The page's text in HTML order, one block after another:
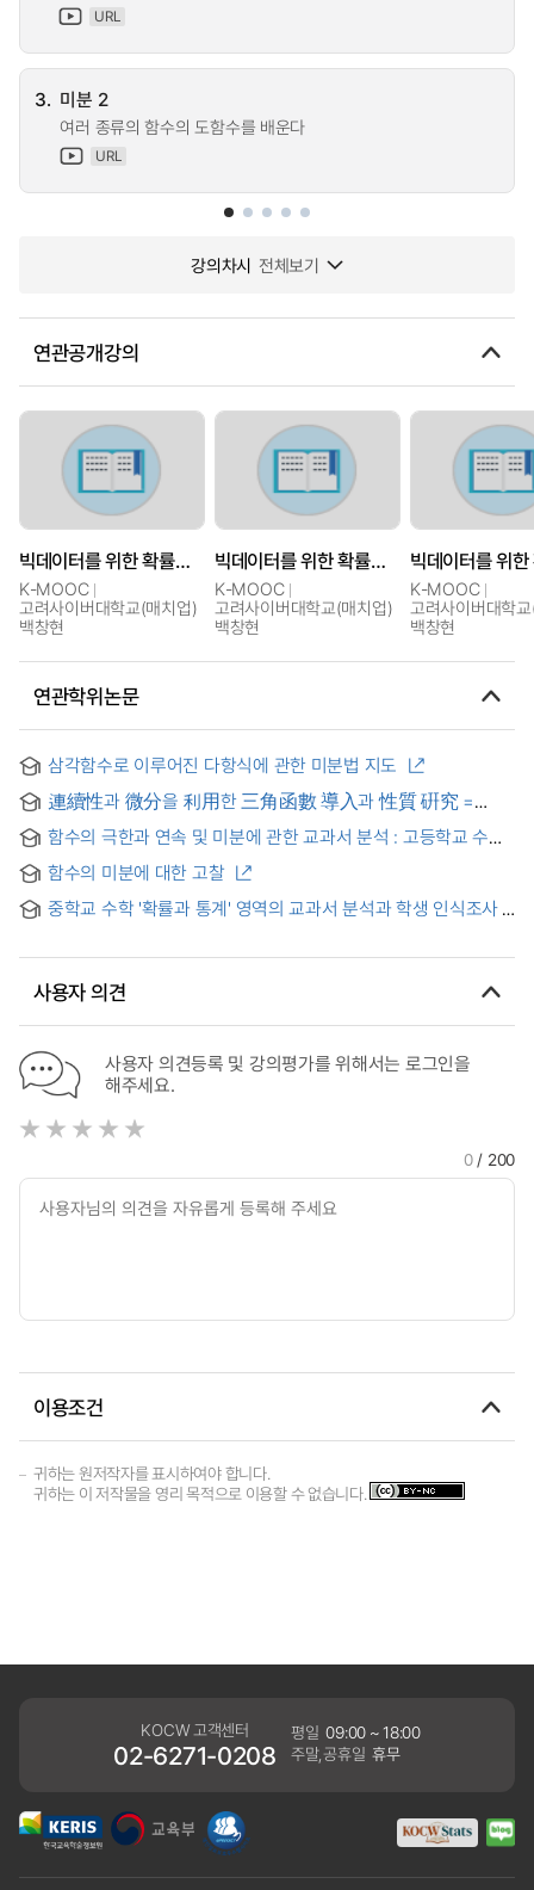
URL
3. 미분 2
여러 종류의 함수의 도함수를 배운다
URL
강의차시 전체보기
연관공개강의
빅데이터를 위한 확률과 통계
K-MOOC
고려사이버대학교(매치업)
백창현
빅데이터를 위한 확률과 통계
K-MOOC
고려사이버대학교(매치업)
백창현
K-MOOC
고려사이버대학
백창현
연관학위논문
삼각함수로 이루어진 다항식에 관한 미분법 지도
連續性과 微分을 利用한 三角函數 導入과 性質 硏究 =
continuity and differentiation
함수의 극한과 연속 및 미분에 관한 교과서 분석 : 고등학교 수학Ⅰ,
함수의 미분에 대한 고찰
중학교 수학 '확률과 통계' 영역의 교과서 분석과 학생 인식조사
사용자 의견
사용자 의견등록 및 강의평가를 위해서는 로그인을
해주세요.
0/ 200
이용조건
귀하는 원저작자를 표시하여야 합니다.
귀하는 이 저작물을 영리 목적으로 이용할 수 없습니다.
KOCW 고객센터
02-6271-0208
평일 09:00 ~ 18:00
주말,공휴일 휴무